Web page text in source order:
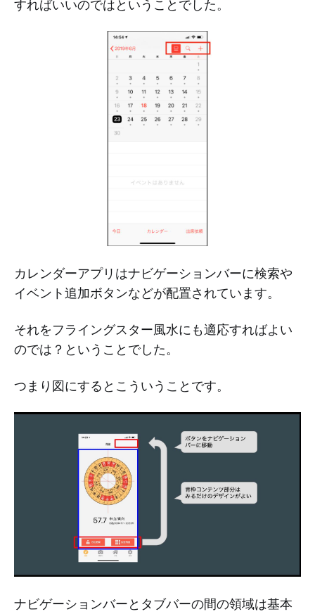
すればいいのではということでした。
カレンダーアプリはナビゲーションバーに検索や
イベント追加ボタンなどが配置されています。
それをフライングスター風水にも適応すればよい
のでは？ということでした。
つまり図にするとこういうことです。
ナビゲーションバーとタブバーの間の領域は基本